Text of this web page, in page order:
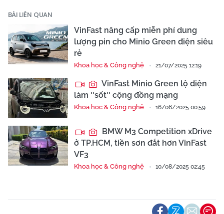
BÀI LIÊN QUAN
VinFast nâng cấp miễn phí dung
lượng pin cho Minio Green điện siêu
rẻ
Khoa học & Công nghệ 21/07/2025 12:19
VinFast Minio Green lộ diện
làm ''sốt'' cộng đồng mạng
Khoa học & Công nghệ 16/06/2025 00:59
BMW M3 Competition xDrive
ở TP.HCM, tiền sơn đắt hơn VinFast
VF3
Khoa học & Công nghệ 10/08/2025 02:45